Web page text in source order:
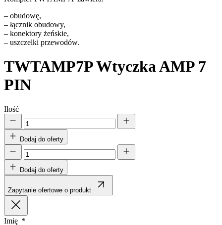
– obudowę,
– łącznik obudowy,
– konektory żeńskie,
– uszczelki przewodów.
TWTAMP7PWtyczka AMP 7
PIN
Ilość
Dodaj do oferty
Dodaj do oferty
Zapytanie ofertowe o produkt
Imię